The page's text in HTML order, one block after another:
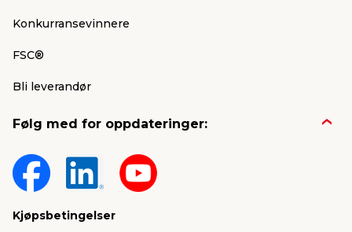
Konkurransevinnere
FSC®
Bli leverandør
Følg med for oppdateringer:
Kjøpsbetingelser